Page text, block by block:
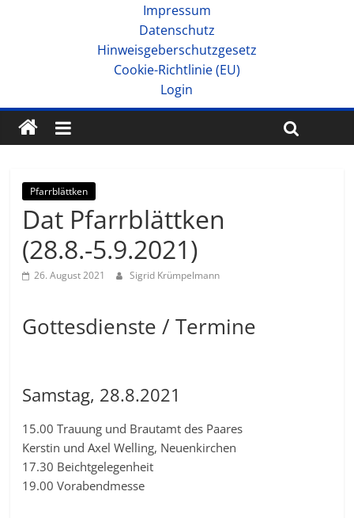
Impressum
Datenschutz
Hinweisgeberschutzgesetz
Cookie-Richtlinie (EU)
Login
Pfarrblättken
Dat Pfarrblättken
(28.8.-5.9.2021)
26. August 2021 Sigrid Krümpelmann
Gottesdienste / Termine
Samstag, 28.8.2021
15.00 Trauung und Brautamt des Paares
Kerstin und Axel Welling, Neuenkirchen
17.30 Beichtgelegenheit
19.00 Vorabendmesse